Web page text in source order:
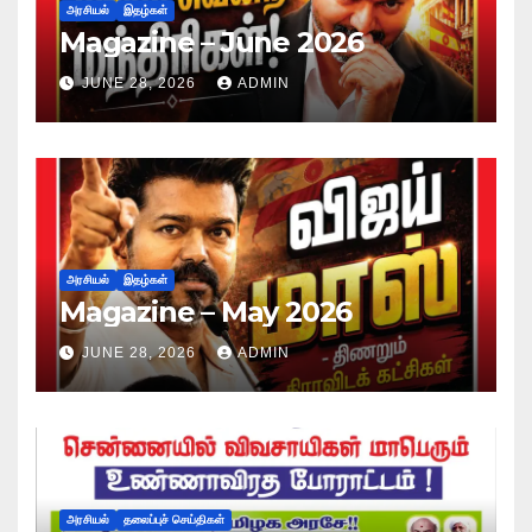
அரசியல் இதழ்கள்
Magazine – June 2026
JUNE 28, 2026 ADMIN
அரசியல் இதழ்கள்
Magazine – May 2026
JUNE 28, 2026 ADMIN
அரசியல் தலைப்புச் செய்திகள்